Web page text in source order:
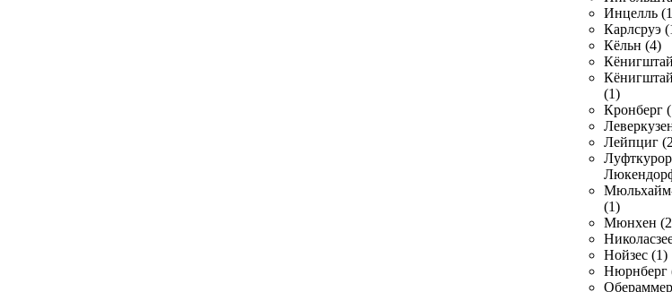
Инцелль
Карлсруэ
Кёльн (4)
(1)
Кронберг
Лейпциг
(1)
Мюнхен
Нойзес (1)
Нюрнберг